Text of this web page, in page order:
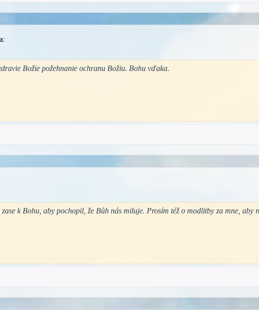
:
Božie požehnanie ochranu Božiu. Bohu vďaka.
k Bohu, aby pochopil, že Bůh nás miluje. Prosím též o modlitby za mne, aby